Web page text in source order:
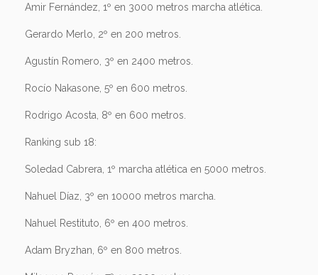
Amir Fernández, 1º en 3000 metros marcha atlética.
Gerardo Merlo, 2º en 200 metros.
Agustín Romero, 3º en 2400 metros.
Rocío Nakasone, 5º en 600 metros.
Rodrigo Acosta, 8º en 600 metros.
Ranking sub 18:
Soledad Cabrera, 1º marcha atlética en 5000 metros.
Nahuel Díaz, 3º en 10000 metros marcha.
Nahuel Restituto, 6º en 400 metros.
Adam Bryzhan, 6º en 800 metros.